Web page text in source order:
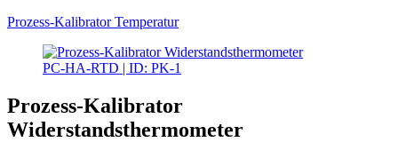
Prozess-Kalibrator Temperatur
PC-HA-RTD | ID: PK-1
Prozess-Kalibrator
Widerstandsthermometer